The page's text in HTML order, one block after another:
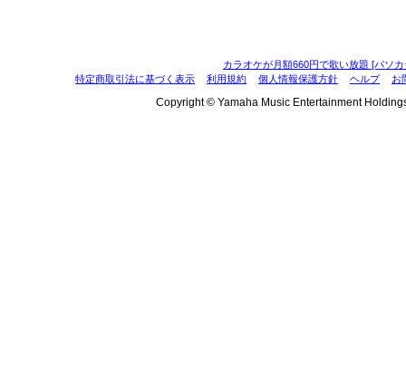
カラオケが月額660円で歌い放題 [パソ
特定商取引法に基づく表示
利用規約 個人情報保護方針 ヘルプ お
Copyright © Yamaha Music Entertainment